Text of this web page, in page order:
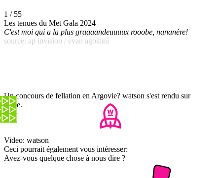
1 / 55
Les tenues du Met Gala 2024
C'est moi qui a la plus graaaandeuuuux rooobe, nananère!
source: ap invision / evan agostini
Un concours de fellation en Argovie? watson s'est rendu sur
place.
Video: watson
Ceci pourrait également vous intéresser:
Avez-vous quelque chose à nous dire ?